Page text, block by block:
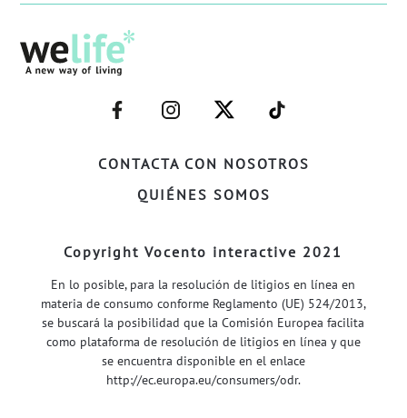
CONTACTA CON NOSOTROS
QUIÉNES SOMOS
–
FACEBOOK–
–
INSTAGRAM–
–
TWITTER–
–
WELIFE–
Copyright Vocento interactive 2021
En lo posible, para la resolución de litigios en línea en
materia de consumo conforme Reglamento (UE) 524/2013,
se buscará la posibilidad que la Comisión Europea facilita
como plataforma de resolución de litigios en línea y que
se encuentra disponible en el enlace
http://ec.europa.eu/consumers/odr.